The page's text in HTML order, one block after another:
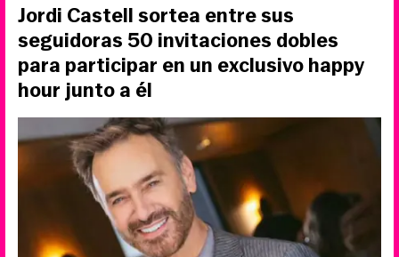
Jordi Castell sortea entre sus
seguidoras 50 invitaciones dobles
para participar en un exclusivo happy
hour junto a él